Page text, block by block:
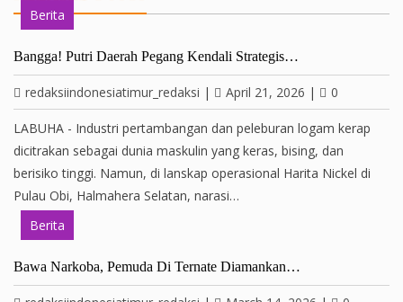
Berita
Bangga! Putri Daerah Pegang Kendali Strategis…
redaksiindonesiatimur_redaksi | April 21, 2026 | 0
LABUHA - Industri pertambangan dan peleburan logam kerap
dicitrakan sebagai dunia maskulin yang keras, bising, dan
berisiko tinggi. Namun, di lanskap operasional Harita Nickel di
Pulau Obi, Halmahera Selatan, narasi…
Berita
Bawa Narkoba, Pemuda Di Ternate Diamankan…